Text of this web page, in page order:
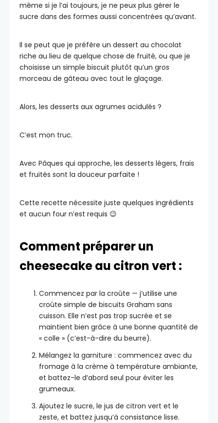
même si je l’ai toujours, je ne peux plus gérer le
sucre dans des formes aussi concentrées qu’avant.
Il se peut que je préfère un dessert au chocolat
riche au lieu de quelque chose de fruité, ou que je
choisisse un simple biscuit plutôt qu’un gros
morceau de gâteau avec tout le glaçage.
Alors, les desserts aux agrumes acidulés ?
C’est mon truc.
Avec Pâques qui approche, les desserts légers, frais
et fruités sont la douceur parfaite !
Cette recette nécessite juste quelques ingrédients
et aucun four n’est requis 😉
Comment préparer un
cheesecake au citron vert :
Commencez par la croûte — j’utilise une
croûte simple de biscuits Graham sans
cuisson. Elle n’est pas trop sucrée et se
maintient bien grâce à une bonne quantité de
« colle » (c’est-à-dire du beurre).
Mélangez la garniture : commencez avec du
fromage à la crème à température ambiante,
et battez-le d’abord seul pour éviter les
grumeaux.
Ajoutez le sucre, le jus de citron vert et le
zeste, et battez jusqu’à consistance lisse.